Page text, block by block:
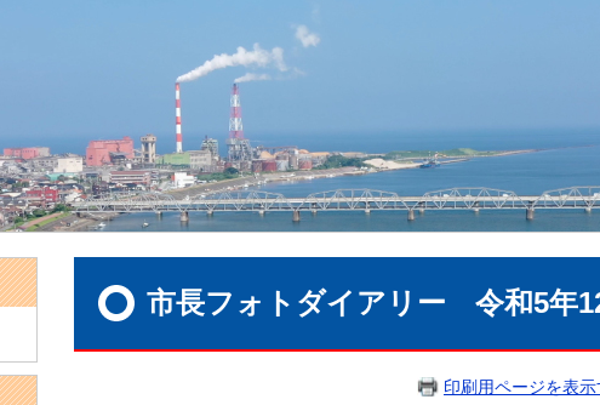
市長フォトダイアリー 令和5年
印刷用ページを表